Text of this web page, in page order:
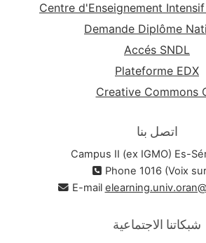
Centre d'Enseignement
Demande Diplôme
Accés SNDL
Plateforme EDX
Creative Commons
اتصل بنا
Campus II (ex IGMO) Es-
Phone 1016 (Voix
E-mail
شبكاتنا الاجتماعية